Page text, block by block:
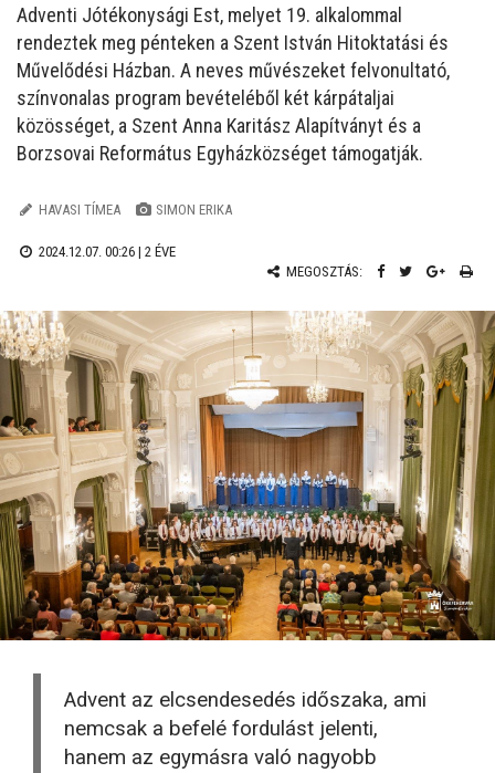
Adventi Jótékonysági Est, melyet 19. alkalommal
rendeztek meg pénteken a Szent István Hitoktatási és
Művelődési Házban. A neves művészeket felvonultató,
színvonalas program bevételéből két kárpátaljai
közösséget, a Szent Anna Karitász Alapítványt és a
Borzsovai Református Egyházközséget támogatják.
HAVASI TÍMEA SIMON ERIKA
2024.12.07. 00:26 | 2 ÉVE
MEGOSZTÁS:
Advent az elcsendesedés időszaka, ami
nemcsak a befelé fordulást jelenti,
hanem az egymásra való nagyobb